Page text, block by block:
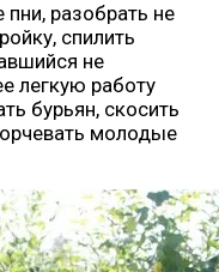
разобрать не
спилить
не
легкую работу
бурьян, скосить
молодые